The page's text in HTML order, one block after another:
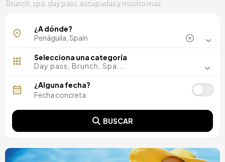
Brunch, spa, day pass, escapadas y mucho más
¿A dónde?
Selecciona una categoría
Day pass, Brunch, Spa...
¿Alguna fecha?
BUSCAR